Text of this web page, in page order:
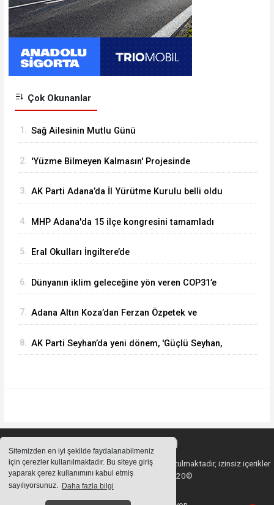
Sitemizden en iyi şekilde faydalanabilmeniz
için çerezler kullanılmaktadır. Bu siteye giriş
yaparak çerez kullanımını kabul etmiş
sayılıyorsunuz. Daha fazla bilgi
Çok Okunanlar
1. Sağ Ailesinin Mutlu Günü
2. 'Yüzme Bilmeyen Kalmasın' Projesinde
3. AK Parti Adana’da İl Yürütme Kurulu belli oldu
4. MHP Adana'da 15 ilçe kongresini tamamladı
5. Eral Okulları İngiltere’de
6. Dünyanın iklim geleceğine yön veren COP31’e
7. Adana Altın Koza’dan Ferzan Özpetek ve
8. AK Parti Seyhan’da yeni dönem, 'Güçlü Seyhan,
Sitemizde bulunan içeriklerin tüm hakları saklı tutulmaktadır, izinsiz içerikler
kullanılamaz. Copyright 2020©